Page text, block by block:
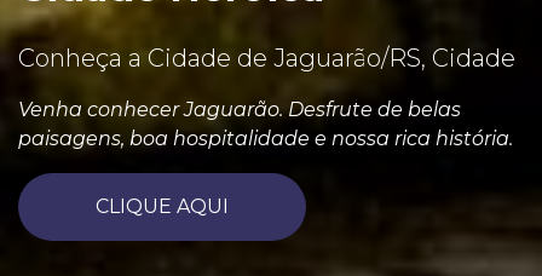
Conheça a Cidade de Jaguarão/RS, Cidade
Venha conhecer Jaguarão. Desfrute de belas
paisagens, boa hospitalidade e nossa rica história.
CLIQUE AQUI